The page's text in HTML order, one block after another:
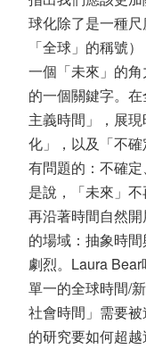
球化除了是一種
「全球」的稱號
一個「未來」的
的一個關鍵字。
主義時間」，展
化」，以及「不
有問題的：不確
是說，「未來」
再沿著時間自然
的場域：抽象時
劇烈。Laura Bear
單一的全球時間/
社會時間」需要
的研究要如何超